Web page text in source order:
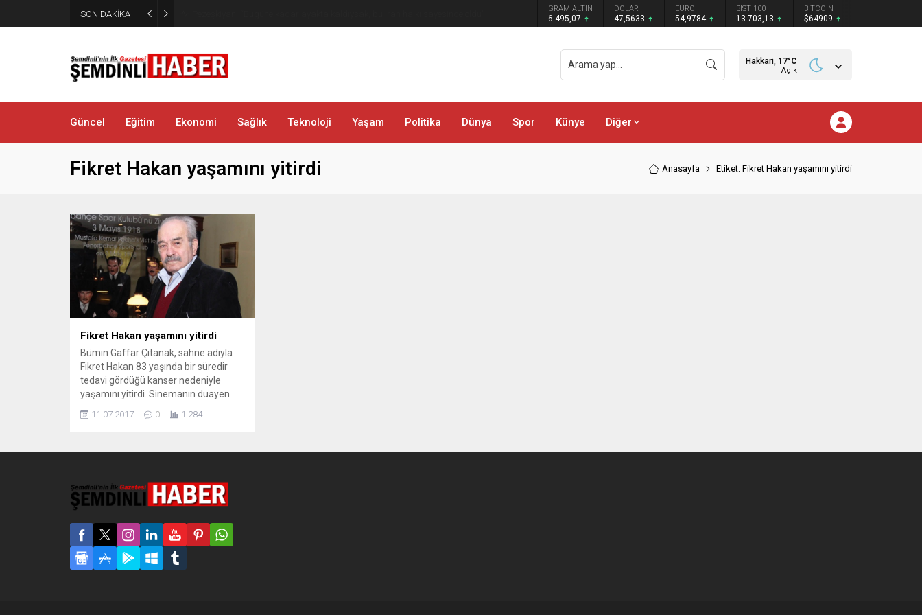
SON DAKİKA GRAM ALTIN
6.495,07
DOLAR
47,5633
EURO
54,9784
BIST 100
13.703,13
BITCOIN
$64909
Hakkari, 17°C
Açık
Güncel Eğitim Ekonomi Sağlık Teknoloji Yaşam Politika Dünya Spor Künye Diğer
Fikret Hakan yaşamını yitirdi Anasayfa Etiket: Fikret Hakan yaşamını yitirdi
Fikret Hakan yaşamını yitirdi
Bümin Gaffar Çıtanak, sahne adıyla
Fikret Hakan 83 yaşında bir süredir
tedavi gördüğü kanser nedeniyle
yaşamını yitirdi. Sinemanın duayen
kaybetti. Akciğer kanseri olan ve
Fikret Hakan, burada doktorların tüm...
11.07.2017 0 1.284